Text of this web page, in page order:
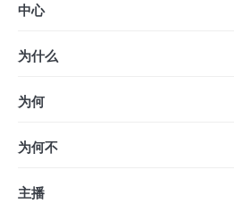
中心
为什么
为何
为何不
主播